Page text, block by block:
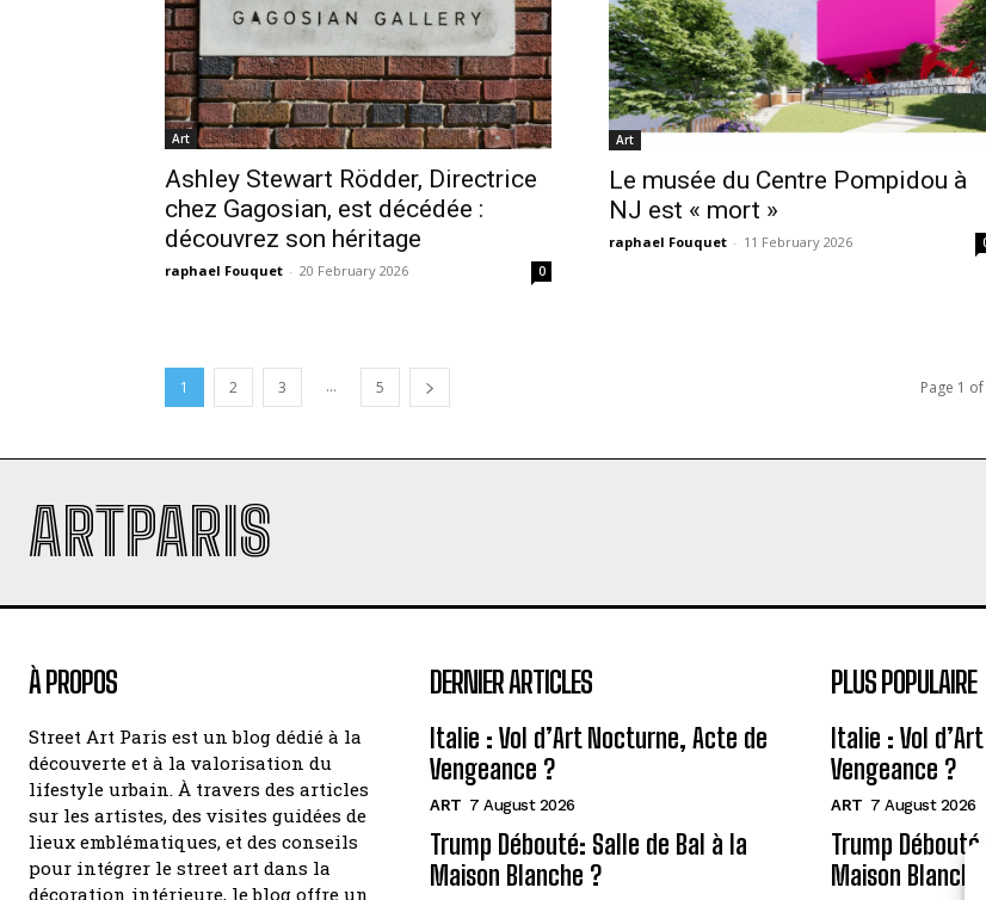
Art
Ashley Stewart Rödder, Directrice
chez Gagosian, est décédée :
découvrez son héritage
raphael Fouquet - 20 February 2026 0
Art
Le musée du Centre Pompidou à
NJ est « mort »
raphael Fouquet - 11 February 2026
1 2 3 ... 5 Page 1 of
ARTPARIS
À PROPOS
Street Art Paris est un blog dédié à la
découverte et à la valorisation du
lifestyle urbain. À travers des articles
sur les artistes, des visites guidées de
lieux emblématiques, et des conseils
pour intégrer le street art dans la
décoration intérieure, le blog offre un
DERNIER ARTICLES
Italie : Vol d’Art Nocturne, Acte de
Vengeance ?
ART 7 August 2026
Trump Débouté: Salle de Bal à la
Maison Blanche ?
PLUS POPULAIRE
Italie : Vol
Vengeance ?
ART 7 August 2026
Trump
Maison Blanche ?